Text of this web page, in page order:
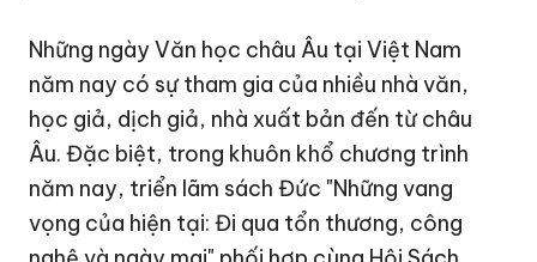
Những ngày Văn học châu Âu tại Việt Nam
năm nay có sự tham gia của nhiều nhà văn,
học giả, dịch giả, nhà xuất bản đến từ châu
Âu. Đặc biệt, trong khuôn khổ chương trình
năm nay, triển lãm sách Đức "Những vang
vọng của hiện tại: Đi qua tổn thương, công